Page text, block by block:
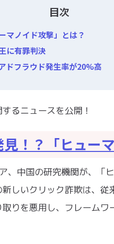
目次
マノイド攻撃」とは？
に有罪判決
ドフラウド発生率が20%高
るニュースを公開！
！？「ヒュー
、中国の研究機関が、「
しいクリック詐欺は、
りを悪用し、フレーム